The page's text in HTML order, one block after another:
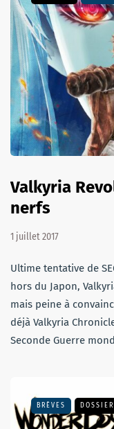
Valkyria
nerfs
1 juillet 2017
Ultime tentative de
hors du Japon,
mais peine à
déjà Valkyria
Seconde Guerre
BRÈVES